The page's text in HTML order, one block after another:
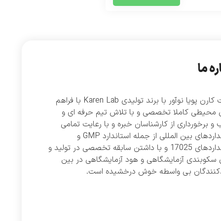
ما
شرکت کارن پویا نوآور با برند تولیدی Karen Lab با فراهم
محیطی کاملا تخصصی و با تلاش تیم حرفه ای و
برخورداری از کارشناسان خبره و با رعایت تمامی
استانداردهای بین المللی از جمله استاندارد GMP و
استانداردهای 17025 و با داشتن سابقه تخصصی در تولید و
سکوبندی آزمایشگاهی و هود آزمایشگاهی در بین
بی واسطه خوش درخشیده است.